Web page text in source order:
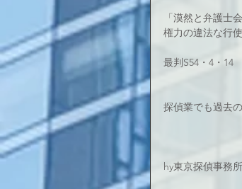
「漠然と弁護士
権力の違法な行
最判S54・4・14
探偵業でも過去
hy東京探偵事務